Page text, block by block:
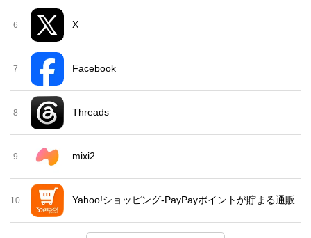
6 X
7 Facebook
8 Threads
9 mixi2
10 Yahoo!ショッピング-PayPayポイントが貯まる通販